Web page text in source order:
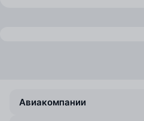
Авиакомпании